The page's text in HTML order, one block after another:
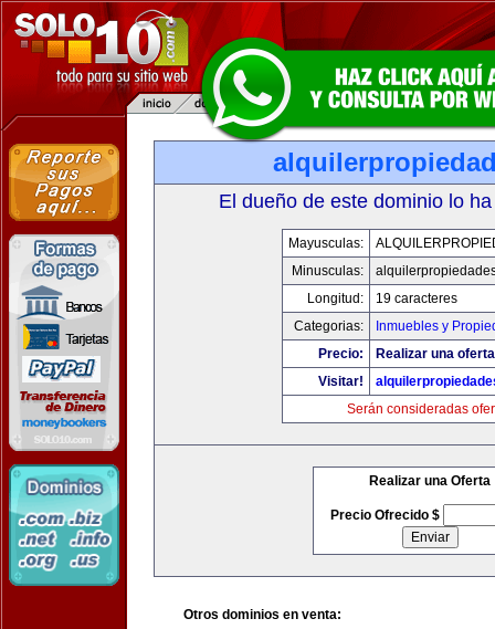
El dueño de este dominio lo
Mayusculas:
Minusculas:
Longitud:
19 caracteres
Categorias:
Inmuebles y
Precio:
Realizar una
Visitar!
Serán consideradas
Realizar una Oferta
Precio Ofrecido $
Otros dominios en venta: